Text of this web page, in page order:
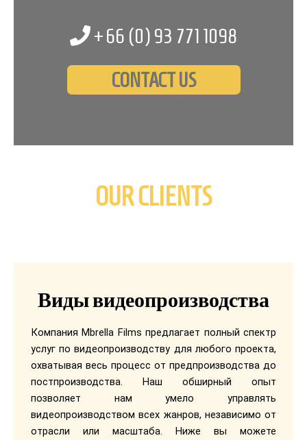
+66 (0) 93 771 1098
CONTACT US
OUR CLIENTS
Виды видеопроизводства
Компания Mbrella Films предлагает полный спектр
услуг по видеопроизводству для любого проекта,
охватывая весь процесс от предпроизводства до
постпроизводства. Наш обширный опыт
позволяет нам умело управлять
видеопроизводством всех жанров, независимо от
отрасли или масштаба. Ниже вы можете